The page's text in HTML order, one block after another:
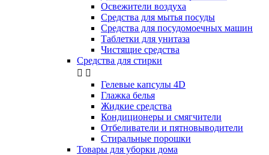
Освежители воздуха
Средства для мытья посуды
Средства для посудомоечных машин
Таблетки для унитаза
Чистящие средства
Средства для стирки
 
Гелевые капсулы 4D
Глажка белья
Жидкие средства
Кондиционеры и смягчители
Отбеливатели и пятновыводители
Стиральные порошки
Товары для уборки дома